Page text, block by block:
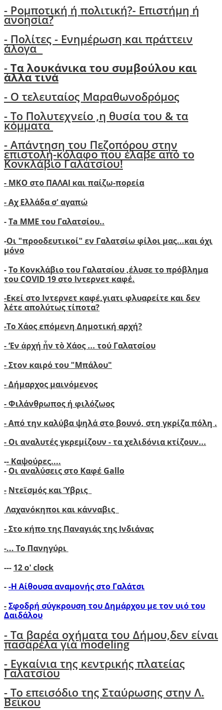
- Ρομποτική ή πολιτική?- Επιστήμη ή
ανοησία?
- Πολίτες - Ενημέρωση και πράττειν
άλογα
-Τα λουκάνικα του συμβούλου και
άλλα τινά
- Ο τελευταίος Μαραθωνοδρόμος
- Το Πολυτεχνείο ,η θυσία του & τα
κόμματα
- Απάντηση του Πεζοπόρου στην
επιστολή-κόλαφο που έλαβε από το
Κονκλάβιο Γαλατσίου!
- ΜΚΟ στο ΠΑΛΑΙ και παίζω-πορεία
- Αχ Ελλάδα σ' αγαπώ
-Ta ΜΜΕ του Γαλατσίου..
-Οι "προοδευτικοί" εν Γαλατσίω φίλοι μας...και όχι
μόνο
-Το Κονκλάβιο του Γαλατσίου ,έλυσε το πρόβλημα
του COVID 19 στο Ιντερνετ καφέ.
-Εκεί στο Ιντερνετ καφέ,γιατι φλυαρείτε και δεν
λέτε απολύτως τίποτα?
-Το Χάος επόμενη Δημοτική αρχή?
-‘Εν ἀρχή ἦν τὸ Χάος ... τού Γαλατσίου
-Στον καιρό του "Μπάλου"
- Δήμαρχος μαινόμενος
- Φιλάνθρωπος ή φιλόζωος
- Από την καλύβα ψηλά στο βουνό, στη γκρίζα πόλη .
- Οι αναλυτές γκρεμίζουν - τα χελιδόνια κτίζουν...
-- Καψούρες....
- Οι αναλύσεις στο Καφέ Gallo
- Ντεϊσμός και Ύβρις
Λαχανόκηποι και κάνναβις
- Στο κήπο της Παναγιάς της Ινδιάνας
-... Το Πανηγύρι
--- 12 ο' clock
--Η Αίθουσα αναμονής στο Γαλάτσι
-Σφοδρή σύγκρουση του Δημάρχου με τον υιό του
Δαιδάλου
- Tα βαρέα οχήματα του Δήμου,δεν είναι
πασαρέλα για modeling
- Εγκαίνια της κεντρικής πλατείας
Γαλατσίου
- Το επεισόδιο της Σταύρωσης στην Λ.
Βεϊκου